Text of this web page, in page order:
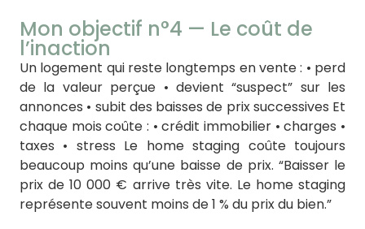
Mon objectif n°4 — Le coût de
l’inaction
Un logement qui reste longtemps en vente : • perd
de la valeur perçue • devient “suspect” sur les
annonces • subit des baisses de prix successives Et
chaque mois coûte : • crédit immobilier • charges •
taxes • stress Le home staging coûte toujours
beaucoup moins qu’une baisse de prix. “Baisser le
prix de 10 000 € arrive très vite. Le home staging
représente souvent moins de 1 % du prix du bien.”